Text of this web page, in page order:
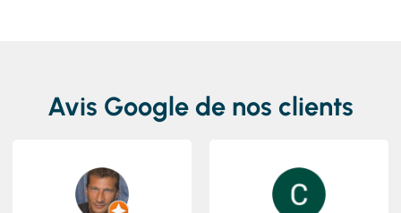
Avis Google de nos clients